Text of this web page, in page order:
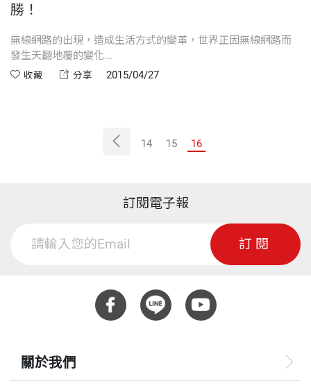
勝！
無線網路的出現，造成生活方式的變革，世界正因無線網路而
發生天翻地覆的變化...
收藏 分享 2015/04/27
14 15 16
訂閱電子報
訂閱
關於我們